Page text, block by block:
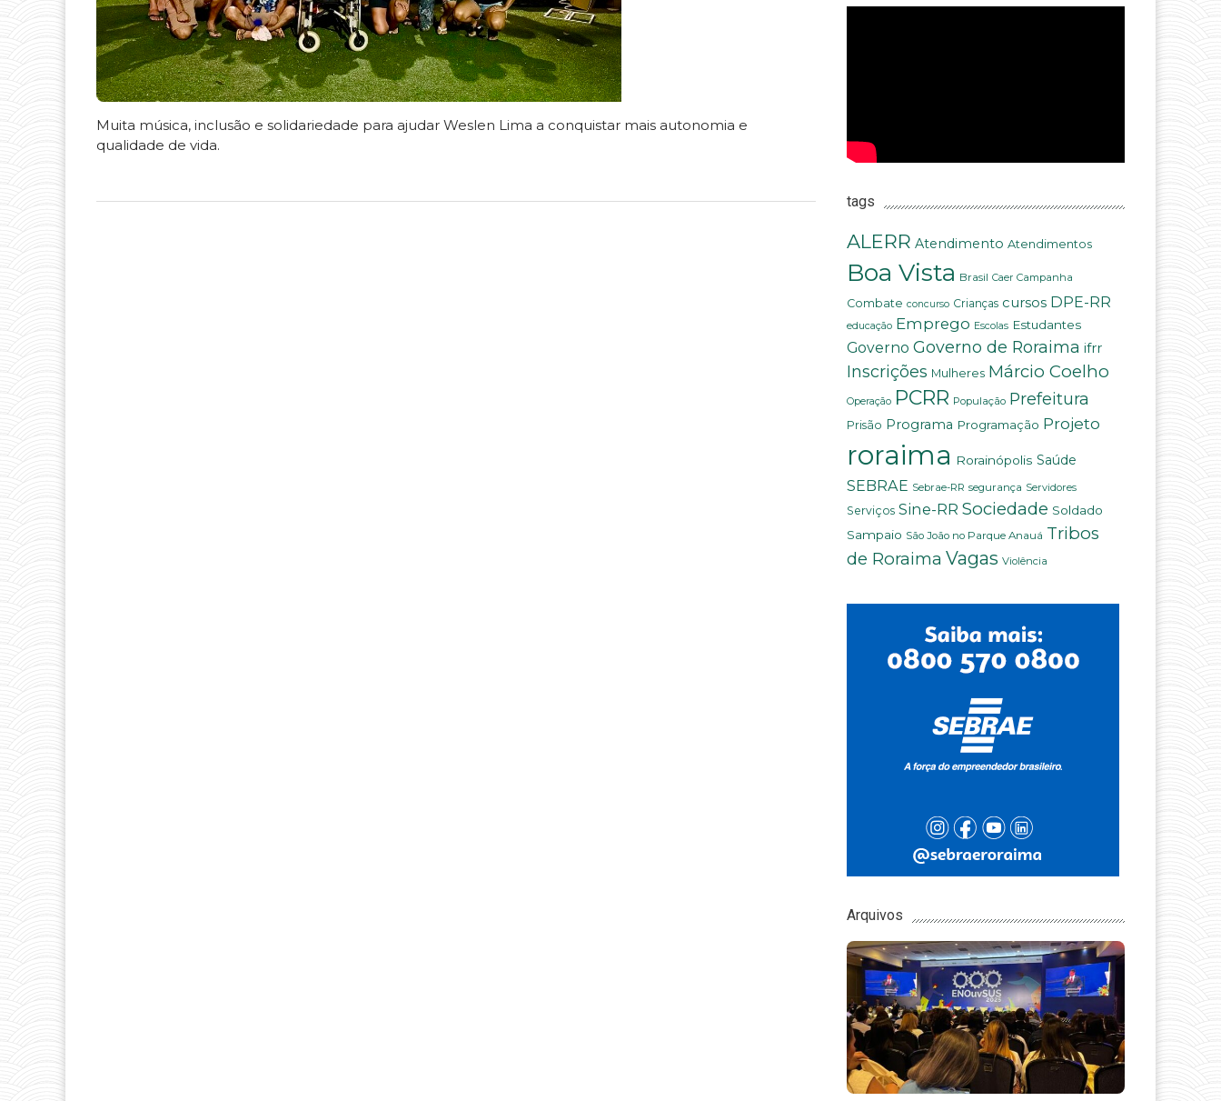
Muita música, inclusão e solidariedade para ajudar Weslen Lima a conquistar mais autonomia e
qualidade de vida.
tags
ALERR Atendimento Atendimentos
Boa Vista Brasil Caer Campanha
Combate concurso Crianças cursos DPE-RR
educação Emprego Escolas Estudantes
Governo Governo de Roraima ifrr
Inscrições Mulheres Márcio Coelho
Operação PCRR População Prefeitura
Prisão Programa Programação Projeto
roraima Rorainópolis Saúde
SEBRAE Sebrae-RR segurança Servidores
Serviços Sine-RR Sociedade Soldado
Sampaio São João no Parque Anauá Tribos
de Roraima Vagas Violência
Arquivos